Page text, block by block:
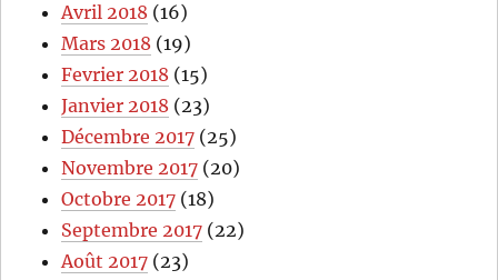
Avril 2018 (16)
Mars 2018 (19)
Fevrier 2018 (15)
Janvier 2018 (23)
Décembre 2017 (25)
Novembre 2017 (20)
Octobre 2017 (18)
Septembre 2017 (22)
Août 2017 (23)